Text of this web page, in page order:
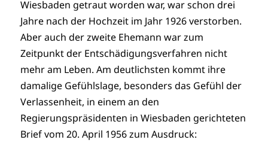
Wiesbaden getraut worden war, war schon drei
Jahre nach der Hochzeit im Jahr 1926 verstorben.
Aber auch der zweite Ehemann war zum
Zeitpunkt der Entschädigungsverfahren nicht
mehr am Leben. Am deutlichsten kommt ihre
damalige Gefühlslage, besonders das Gefühl der
Verlassenheit, in einem an den
Regierungspräsidenten in Wiesbaden gerichteten
Brief vom 20. April 1956 zum Ausdruck: